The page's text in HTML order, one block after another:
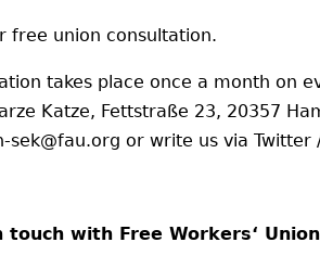
free union consultation.
takes place once a month on
Katze, Fettstraße 23, 20357
sek@fau.org or write us via Twitter
touch with Free Workers‘